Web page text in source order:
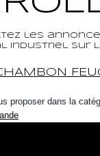
les annonces
sur LE
proposer dans la